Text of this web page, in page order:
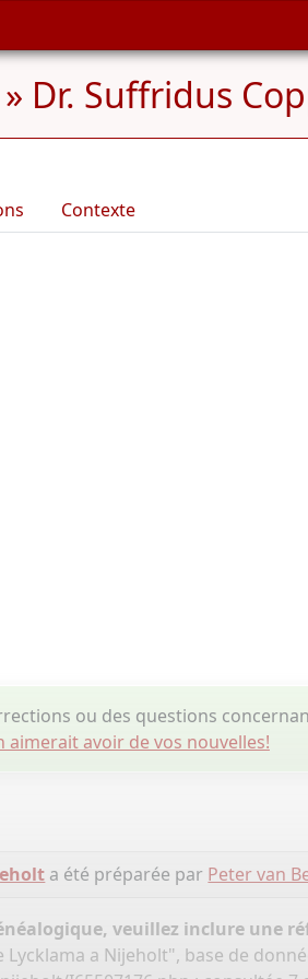
» Dr. Suffridus
Contexte
ou des questions
avoir de vos nouvelles!
a été préparée par Peter van
veuillez inclure une
a Nijeholt", base de